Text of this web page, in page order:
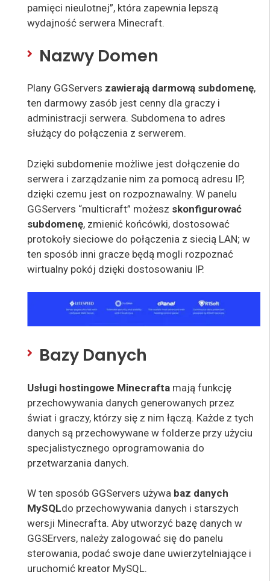
pamięci nieulotnej”, która zapewnia lepszą
wydajność serwera Minecraft.
Nazwy Domen
Plany GGServers zawierają darmową subdomenę,
ten darmowy zasób jest cenny dla graczy i
administracji serwera. Subdomena to adres
służący do połączenia z serwerem.
Dzięki subdomenie możliwe jest dołączenie do
serwera i zarządzanie nim za pomocą adresu IP,
dzięki czemu jest on rozpoznawalny. W panelu
GGServers “multicraft” możesz skonfigurować
subdomenę, zmienić końcówki, dostosować
protokoły sieciowe do połączenia z siecią LAN; w
ten sposób inni gracze będą mogli rozpoznać
wirtualny pokój dzięki dostosowaniu IP.
Bazy Danych
Usługi hostingowe Minecrafta mają funkcję
przechowywania danych generowanych przez
świat i graczy, którzy się z nim łączą. Każde z tych
danych są przechowywane w folderze przy użyciu
specjalistycznego oprogramowania do
przetwarzania danych.
W ten sposób GGServers używa baz danych
MySQLdo przechowywania danych i starszych
wersji Minecrafta. Aby utworzyć bazę danych w
GGSErvers, należy zalogować się do panelu
sterowania, podać swoje dane uwierzytelniające i
uruchomić kreator MySQL.